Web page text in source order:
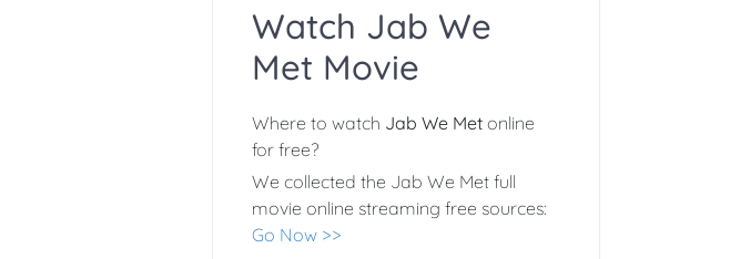
Watch Jab We
Met Movie
Where to watch Jab We Met online
for free?
We collected the Jab We Met full
movie online streaming free sources:
Go Now >>